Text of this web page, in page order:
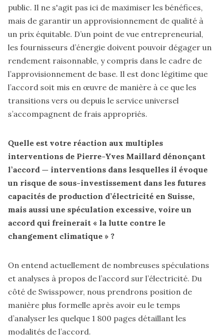
public. Il ne s'agit pas ici de maximiser les bénéfices,
mais de garantir un approvisionnement de qualité à
un prix équitable. D’un point de vue entrepreneurial,
les fournisseurs d’énergie doivent pouvoir dégager un
rendement raisonnable, y compris dans le cadre de
l’approvisionnement de base. Il est donc légitime que
l’accord soit mis en œuvre de manière à ce que les
transitions vers ou depuis le service universel
s’accompagnent de frais appropriés.
Quelle est votre réaction aux multiples
interventions de Pierre-Yves Maillard dénonçant
l’accord — interventions dans lesquelles il évoque
un risque de sous-investissement dans les futures
capacités de production d’électricité en Suisse,
mais aussi une spéculation excessive, voire un
accord qui freinerait « la lutte contre le
changement climatique » ?
On entend actuellement de nombreuses spéculations
et analyses à propos de l’accord sur l’électricité. Du
côté de Swisspower, nous prendrons position de
manière plus formelle après avoir eu le temps
d’analyser les quelque 1 800 pages détaillant les
modalités de l’accord.